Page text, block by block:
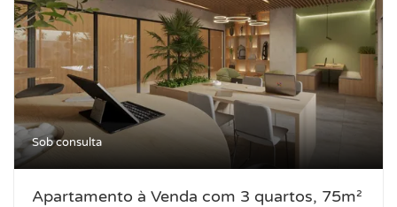
Sob consulta
Apartamento à Venda com 3 quartos, 75m²